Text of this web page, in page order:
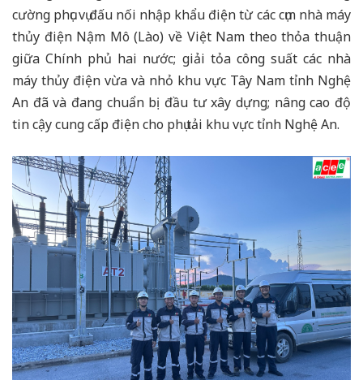
cường phục vụ đấu nối nhập khẩu điện từ các cụm nhà máy
thủy điện Nậm Mô (Lào) về Việt Nam theo thỏa thuận
giữa Chính phủ hai nước; giải tỏa công suất các nhà
máy thủy điện vừa và nhỏ khu vực Tây Nam tỉnh Nghệ
An đã và đang chuẩn bị đầu tư xây dựng; nâng cao độ
tin cậy cung cấp điện cho phụ tải khu vực tỉnh Nghệ An.